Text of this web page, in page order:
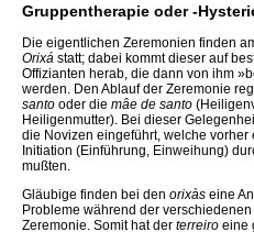
Gruppentherapie oder -
Die eigentlichen Zeremonien finden
Orixá statt; dabei kommt dieser auf
Offizianten herab, die dann von ihm
werden. Den Ablauf der Zeremonie
santo oder die mâe de santo
Heiligenmutter). Bei dieser
die Novizen eingeführt, welche vorher
Initiation (Einführung, Einweihung)
mußten.
Gläubige finden bei den orixàs eine
Probleme während der
Zeremonie. Somit hat der terreiro eine